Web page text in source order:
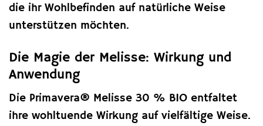
die ihr Wohlbefinden auf natürliche Weise
unterstützen möchten.
Die Magie der Melisse: Wirkung und
Anwendung
Die Primavera® Melisse 30 % BIO entfaltet
ihre wohltuende Wirkung auf vielfältige Weise.